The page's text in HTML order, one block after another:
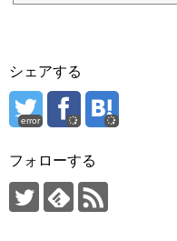
か？ そして嵐の新曲「
シェアする
error
フォローする